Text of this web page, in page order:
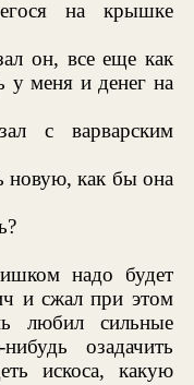
на крышке
он, все еще как
у меня и денег на
с варварским
как бы она
надо будет
и сжал при этом
любил сильные
озадачить
искоса, какую